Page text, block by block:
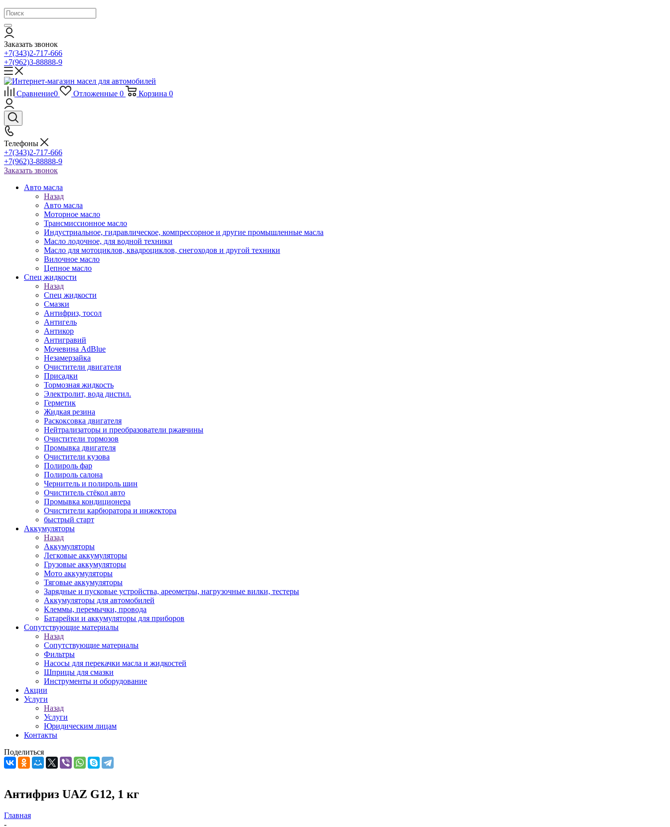
Заказать звонок
+7(343)2-717-666
+7(962)3-88888-9
Сравнение0 Отложенные 0 Корзина 0
Телефоны
+7(343)2-717-666
+7(962)3-88888-9
Заказать звонок
Авто масла
Назад
Авто масла
Моторное масло
Трансмиссионное масло
Индустриальное, гидравлическое, компрессорное и другие промышленные масла
Масло лодочное, для водной техники
Масло для мотоциклов, квадроциклов, снегоходов и другой техники
Вилочное масло
Цепное масло
Спец жидкости
Назад
Спец жидкости
Смазки
Антифриз, тосол
Антигель
Антикор
Антигравий
Мочевина AdBlue
Незамерзайка
Очистители двигателя
Присадки
Тормозная жидкость
Электролит, вода дистил.
Герметик
Жидкая резина
Раскоксовка двигателя
Нейтрализаторы и преобразователи ржавчины
Очистители тормозов
Промывка двигателя
Очистители кузова
Полироль фар
Полироль салона
Чернитель и полироль шин
Очиститель стёкол авто
Промывка кондиционера
Очистители карбюратора и инжектора
быстрый старт
Аккумуляторы
Назад
Аккумуляторы
Легковые аккумуляторы
Грузовые аккумуляторы
Мото аккумуляторы
Тяговые аккумуляторы
Зарядные и пусковые устройства, ареометры, нагрузочные вилки, тестеры
Аккумуляторы для автомобилей
Клеммы, перемычки, провода
Батарейки и аккумуляторы для приборов
Сопутствующие материалы
Назад
Сопутствующие материалы
Фильтры
Насосы для перекачки масла и жидкостей
Шприцы для смазки
Инструменты и оборудование
Акции
Услуги
Назад
Услуги
Юридическим лицам
Контакты
Поделиться
Антифриз UAZ G12, 1 кг
Главная
-